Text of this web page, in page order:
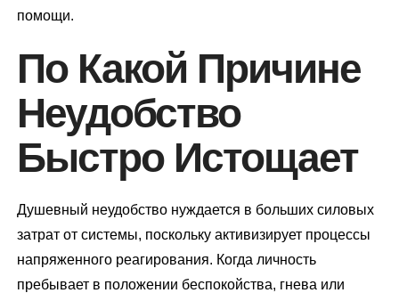
помощи.
По Какой Причине
Неудобство
Быстро Истощает
Душевный неудобство нуждается в больших силовых
затрат от системы, поскольку активизирует процессы
напряженного реагирования. Когда личность
пребывает в положении беспокойства, гнева или